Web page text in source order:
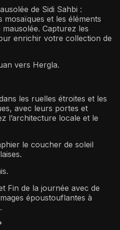
de Sidi Sahbi :
mosaïques et les éléments
Capturez les
enrichir votre collection de
vers Hergla.
les ruelles étroites et les
avec leurs portes et
l’architecture locale et le
le coucher de soleil
Fin de la journée avec de
époustouflantes à